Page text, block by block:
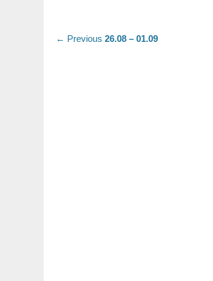
Nawigacja
← Previous Previous
26.08 – 01.09